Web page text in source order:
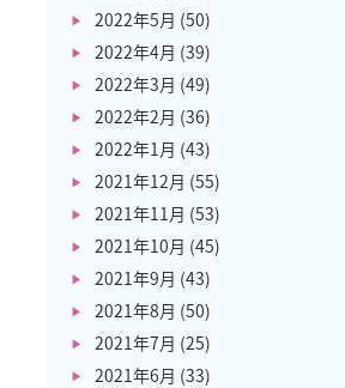
2022年5月 (50)
2022年4月 (39)
2022年3月 (49)
2022年2月 (36)
2022年1月 (43)
2021年12月 (55)
2021年11月 (53)
2021年10月 (45)
2021年9月 (43)
2021年8月 (50)
2021年7月 (25)
2021年6月 (33)